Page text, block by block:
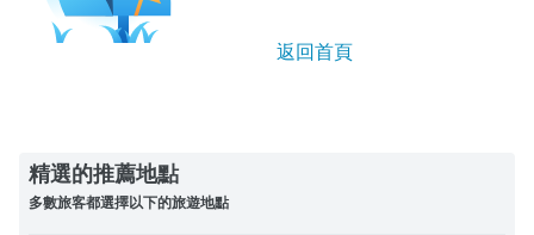
返回首頁
精選的推薦地點
多數旅客都選擇以下的旅遊地點